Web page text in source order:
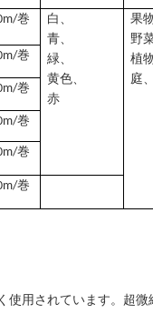
巻
白、
青、
緑、
黄色、
赤
果
野
植
庭、
巻
巻
巻
巻
巻
用されています。超